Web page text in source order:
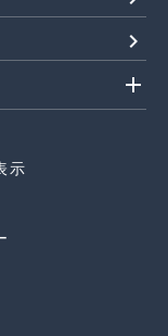
navigate_next
add
示